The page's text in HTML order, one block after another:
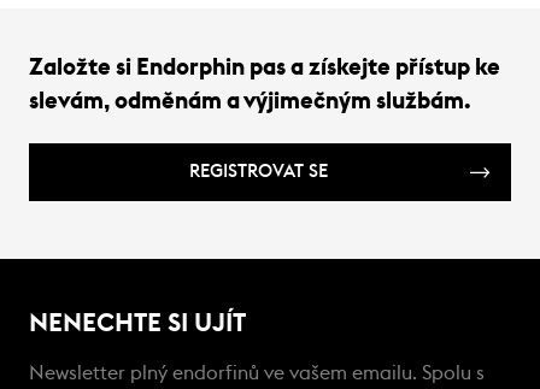
Založte si Endorphin pas a získejte přístup ke
slevám, odměnám a výjimečným službám.
REGISTROVAT SE
NENECHTE SI UJÍT
Newsletter plný endorfinů ve vašem emailu. Spolu s